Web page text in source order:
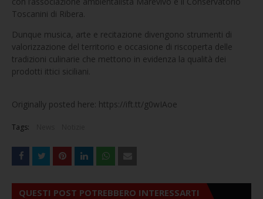
Toscanini di Ribera.
Dunque musica, arte e recitazione divengono strumenti di
valorizzazione del territorio e occasione di riscoperta delle
tradizioni culinarie che mettono in evidenza la qualità dei
prodotti ittici siciliani.
Originally posted here: https://ift.tt/g0wIAoe
Tags:
QUESTI POST POTREBBERO INTERESSARTI